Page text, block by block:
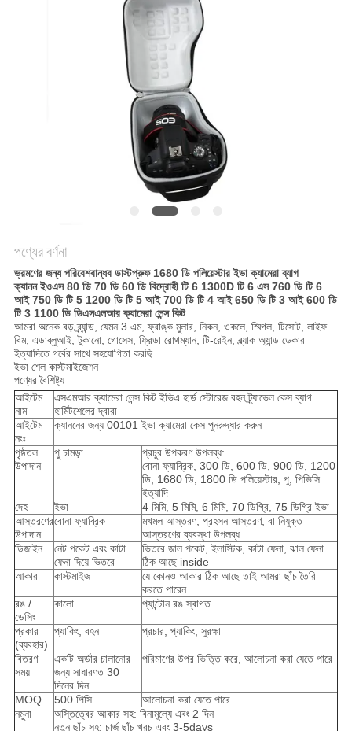
পণ্যের বর্ণনা
ভ্রমণের জন্য পরিবেশবান্ধব ডাস্টপ্রুফ 1680 ডি পলিয়েস্টার ইভা ক্যামেরা ব্যাগ
ক্যানন ইওএস 80 ডি 70 ডি 60 ডি বিদ্রোহী টি 6 1300D টি 6 এস 760 ডি টি 6
আই 750 ডি টি 5 1200 ডি টি 5 আই 700 ডি টি 4 আই 650 ডি টি 3 আই 600 ডি
টি 3 1100 ডি ডিএসএলআর ক্যামেরা লেন্স কিট
আমরা অনেক বড় ব্র্যান্ড, যেমন 3 এম, ফ্রাঙ্ক মুলার, নিকন, ওকলে, স্মিগল, টিসোট, লাইফ
বিম, এডাব্লুআই, টুকানো, গোসেস, ফ্রিডা রোথম্যান, টি-রেইন, ব্ল্যাক অ্যান্ড ডেকার
ইত্যাদিতে গর্বের সাথে সহযোগিতা করছি
ইভা শেল কাস্টমাইজেশন
পণ্যের বৈশিষ্ট্য
আইটেম
নাম
এসএমআর ক্যামেরা লেন্স কিট ইভিএ হার্ড স্টোরেজ বহন ট্র্যাভেল কেস ব্যাগ
হার্মিটশেলের দ্বারা
আইটেম
নংঃ
ক্যাননের জন্য 00101 ইভা ক্যামেরা কেস পুনরুদ্ধার করুন
পৃষ্ঠতল
উপাদান
পু চামড়া
প্রচুর উপকরণ উপলব্ধ:
বোনা ফ্যাব্রিক, 300 ডি, 600 ডি, 900 ডি, 1200
ডি, 1680 ডি, 1800 ডি পলিয়েস্টার, পু, পিভিসি
ইত্যাদি
দেহ
ইভা
4 মিমি, 5 মিমি, 6 মিমি, 70 ডিগ্রি, 75 ডিগ্রি ইভা
আস্তরণের
উপাদান
বোনা ফ্যাব্রিক
মখমল আস্তরণ, প্রহসন আস্তরণ, বা নিযুক্ত
আস্তরণের ব্যবস্থা উপলব্ধ
ডিজাইন
নেট পকেট এবং কাটা
ফেনা দিয়ে ভিতরে
ভিতরে জাল পকেট, ইলাস্টিক, কাটা ফেনা, ঝাল ফেনা
ঠিক আছে inside
আকার
কাস্টমাইজ
যে কোনও আকার ঠিক আছে তাই আমরা ছাঁচ তৈরি
করতে পারেন
রঙ /
ডেসিং
কালো প্যান্টোন রঙ স্বাগত
প্রকার
(ব্যবহার)
প্যাকিং, বহন প্রচার, প্যাকিং, সুরক্ষা
বিতরণ
সময়
একটি অর্ডার চালানোর
জন্য সাধারণত 30
দিনের দিন
পরিমাণের উপর ভিত্তি করে, আলোচনা করা যেতে পারে
MOQ 500 পিসি
আলোচনা করা যেতে পারে
নমুনা
অস্তিত্বের আকার সহ: বিনামূল্যে এবং 2 দিন
নতুন ছাঁচ সহ: চার্জ ছাঁচ খরচ এবং 3-5days